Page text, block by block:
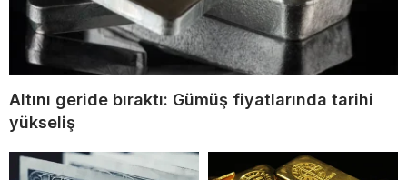
Altını geride bıraktı: Gümüş fiyatlarında tarihi
yükseliş